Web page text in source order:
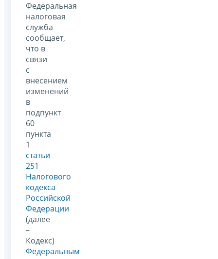
Федеральная
налоговая
служба
сообщает,
что в
связи
с
внесением
изменений
в
подпункт
60
пункта
1
статьи
251
Налогового
кодекса
Российской
Федерации
(далее
–
Кодекс)
Федеральным